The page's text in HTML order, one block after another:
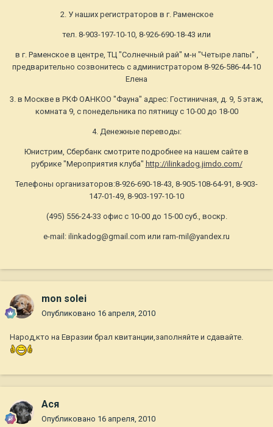
2. У наших регистраторов в г. Раменское
тел. 8-903-197-10-10, 8-926-690-18-43 или
в г. Раменское в центре, ТЦ "Солнечный рай" м-н "Четыре лапы" ,
предварительно созвонитесь с администратором 8-926-586-44-10
Елена
3. в Москве в РКФ ОАНКОО "Фауна" адрес: Гостиничная, д. 9, 5 этаж,
комната 9, с понедельника по пятницу с 10-00 до 18-00
4. Денежные переводы:
Юнистрим, Сбербанк смотрите подробнее на нашем сайте в
рубрике "Мероприятия клуба" http://ilinkadog.jimdo.com/
Телефоны организаторов:8-926-690-18-43, 8-905-108-64-91, 8-903-
147-01-49, 8-903-197-10-10
(495) 556-24-33 офис с 10-00 до 15-00 суб., воскр.
e-mail: ilinkadog@gmail.com или ram-mil@yandex.ru
mon solei
Опубликовано 16 апреля, 2010
Народ,кто на Евразии брал квитанции,заполняйте и сдавайте.
Ася
Опубликовано 16 апреля, 2010